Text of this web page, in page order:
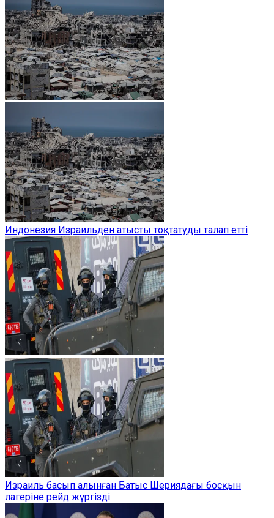
Индонезия Израильден атысты тоқтатуды талап етті
Израиль басып алынған Батыс Шериядағы босқын
лагеріне рейд жүргізді